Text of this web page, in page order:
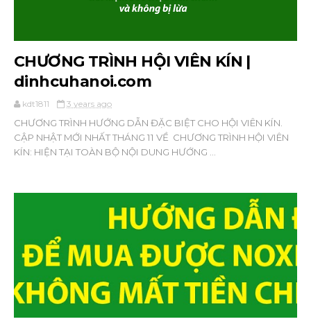
CHƯƠNG TRÌNH HỘI VIÊN KÍN |
dinhcuhanoi.com
kdt1811 3 years ago
CHƯƠNG TRÌNH HƯỚNG DẪN ĐẶC BIỆT CHO HỘI VIÊN KÍN.
CẬP NHẬT MỚI NHẤT THÁNG 11 VỀ CHƯƠNG TRÌNH HỘI VIÊN
KÍN: HIỆN TẠI TOÀN BỘ NỘI DUNG HƯỚNG ...